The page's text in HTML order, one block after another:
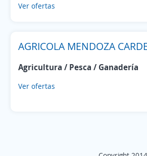
Ver ofertas
AGRICOLA MENDOZA
Agricultura / Pesca / Ganadería
Ver ofertas